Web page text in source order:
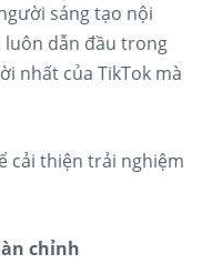
sáng tạo nội
luôn dẫn đầu trong
nhất của TikTok mà
cải thiện trải nghiệm
chỉnh